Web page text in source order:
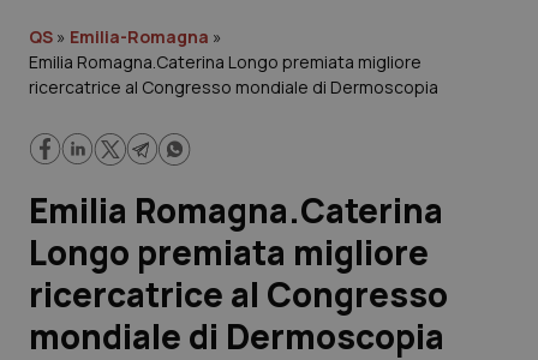
Governo e Parlamento
Regioni e Asl
Lavoro e Professioni
Scienza e Farmaci
Studi e Analisi
QS » Emilia-Romagna »
Emilia Romagna.Caterina Longo premiata migliore
ricercatrice al Congresso mondiale di Dermoscopia
Emilia Romagna.Caterina
Longo premiata migliore
ricercatrice al Congresso
mondiale di Dermoscopia